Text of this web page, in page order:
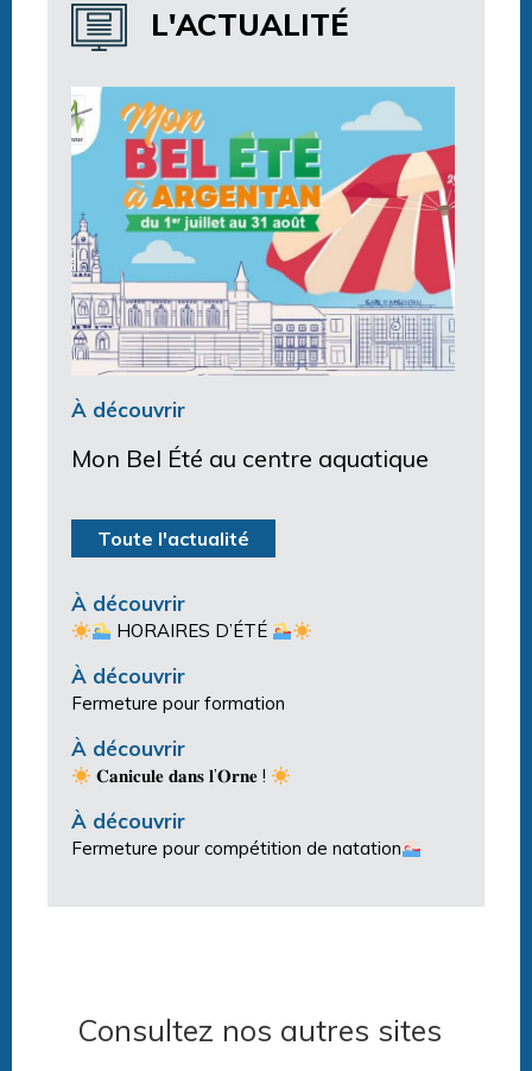
Horaires centre aquatique
L'ACTUALITÉ
À découvrir
Mon Bel Été au centre aquatique
Toute l'actualité
À découvrir
HORAIRES D’ÉTÉ
À découvrir
Fermeture pour formation
À découvrir
𝐂𝐚𝐧𝐢𝐜𝐮𝐥𝐞 𝐝𝐚𝐧𝐬 𝐥’𝐎𝐫𝐧𝐞 !
À découvrir
Fermeture pour compétition de natation
Consultez nos autres sites